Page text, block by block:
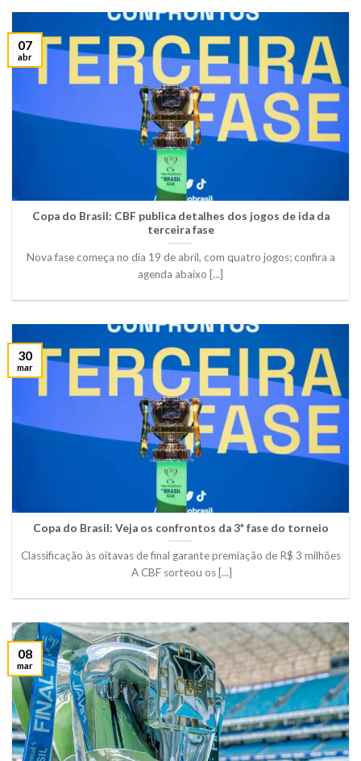
Copa do Brasil: CBF publica detalhes dos jogos de ida da
terceira fase
Nova fase começa no dia 19 de abril, com quatro jogos; confira a
agenda abaixo [...]
07
abr
Copa do Brasil: Veja os confrontos da 3ª fase do torneio
Classificação às oitavas de final garante premiação de R$ 3 milhões
A CBF sorteou os [...]
30
mar
08
mar